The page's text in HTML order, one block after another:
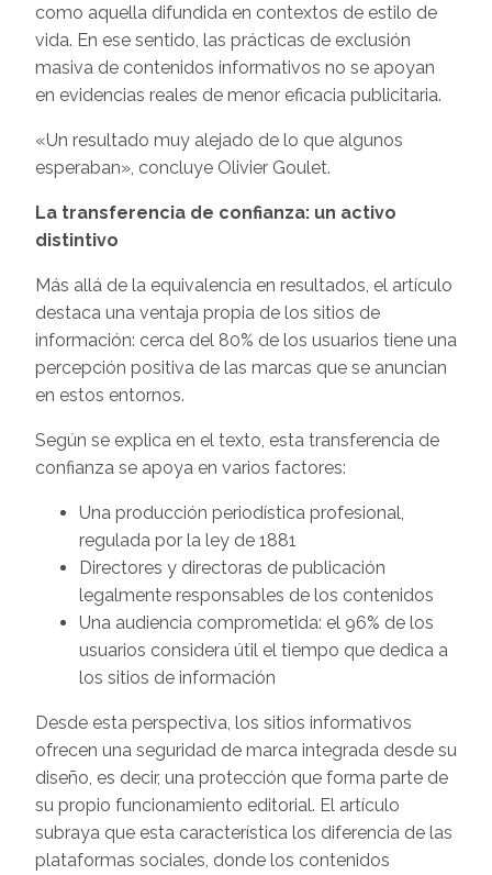
como aquella difundida en contextos de estilo de
vida. En ese sentido, las prácticas de exclusión
masiva de contenidos informativos no se apoyan
en evidencias reales de menor eficacia publicitaria.
«Un resultado muy alejado de lo que algunos
esperaban», concluye Olivier Goulet.
La transferencia de confianza: un activo
distintivo
Más allá de la equivalencia en resultados, el artículo
destaca una ventaja propia de los sitios de
información: cerca del 80% de los usuarios tiene una
percepción positiva de las marcas que se anuncian
en estos entornos.
Según se explica en el texto, esta transferencia de
confianza se apoya en varios factores:
Una producción periodística profesional,
regulada por la ley de 1881
Directores y directoras de publicación
legalmente responsables de los contenidos
Una audiencia comprometida: el 96% de los
usuarios considera útil el tiempo que dedica a
los sitios de información
Desde esta perspectiva, los sitios informativos
ofrecen una seguridad de marca integrada desde su
diseño, es decir, una protección que forma parte de
su propio funcionamiento editorial. El artículo
subraya que esta característica los diferencia de las
plataformas sociales, donde los contenidos